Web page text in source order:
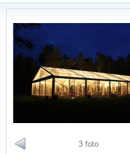
3 foto